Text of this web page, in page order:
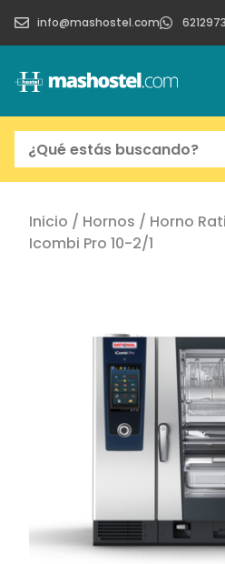
info@mashostel.com
Inicio / Hornos / Horno
Icombi Pro 10-2/1